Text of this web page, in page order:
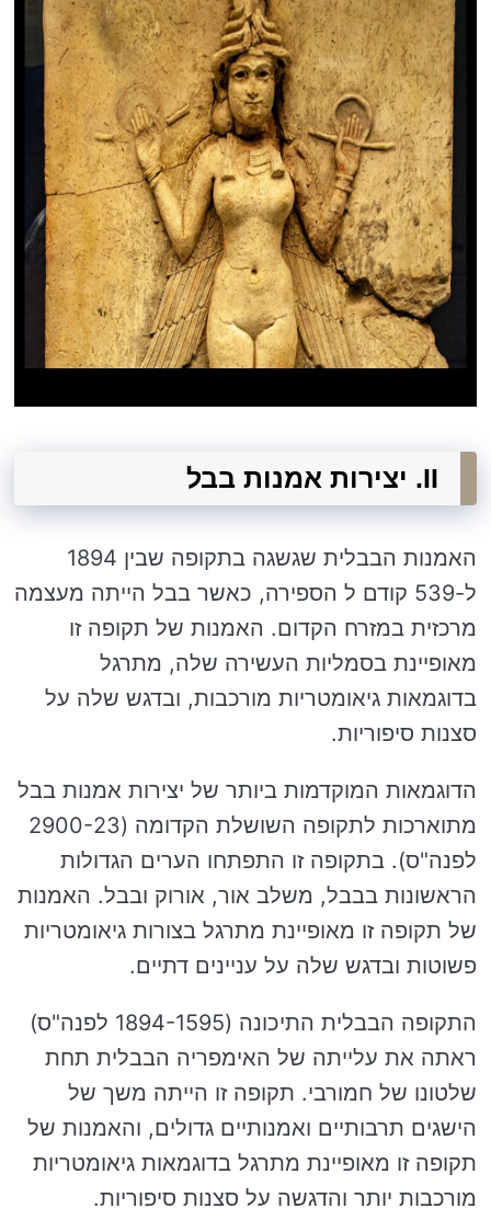
II. יצירות אמנות בבל
האמנות הבבלית שגשגה בתקופה שבין 1894
ל-539 קודם ל הספירה, כאשר בבל הייתה מעצמה
מרכזית במזרח הקדום. האמנות של תקופה זו
מאופיינת בסמליות העשירה שלה, מתרגל
בדוגמאות גיאומטריות מורכבות, ובדגש שלה על
סצנות סיפוריות.
הדוגמאות המוקדמות ביותר של יצירות אמנות בבל
מתוארכות לתקופה השושלת הקדומה (2900-23
לפנה"ס). בתקופה זו התפתחו הערים הגדולות
הראשונות בבבל, משלב אור, אורוק ובבל. האמנות
של תקופה זו מאופיינת מתרגל בצורות גיאומטריות
פשוטות ובדגש שלה על עניינים דתיים.
התקופה הבבלית התיכונה (1894-1595 לפנה"ס)
ראתה את עלייתה של האימפריה הבבלית תחת
שלטונו של חמורבי. תקופה זו הייתה משך של
הישגים תרבותיים ואמנותיים גדולים, והאמנות של
תקופה זו מאופיינת מתרגל בדוגמאות גיאומטריות
מורכבות יותר והדגשה על סצנות סיפוריות.